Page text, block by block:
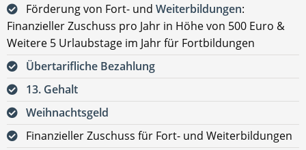
Förderung von Fort- und Weiterbildungen:
Finanzieller Zuschuss pro Jahr in Höhe von 500 Euro &
Weitere 5 Urlaubstage im Jahr für Fortbildungen
Übertarifliche Bezahlung
13. Gehalt
Weihnachtsgeld
Finanzieller Zuschuss für Fort- und Weiterbildungen